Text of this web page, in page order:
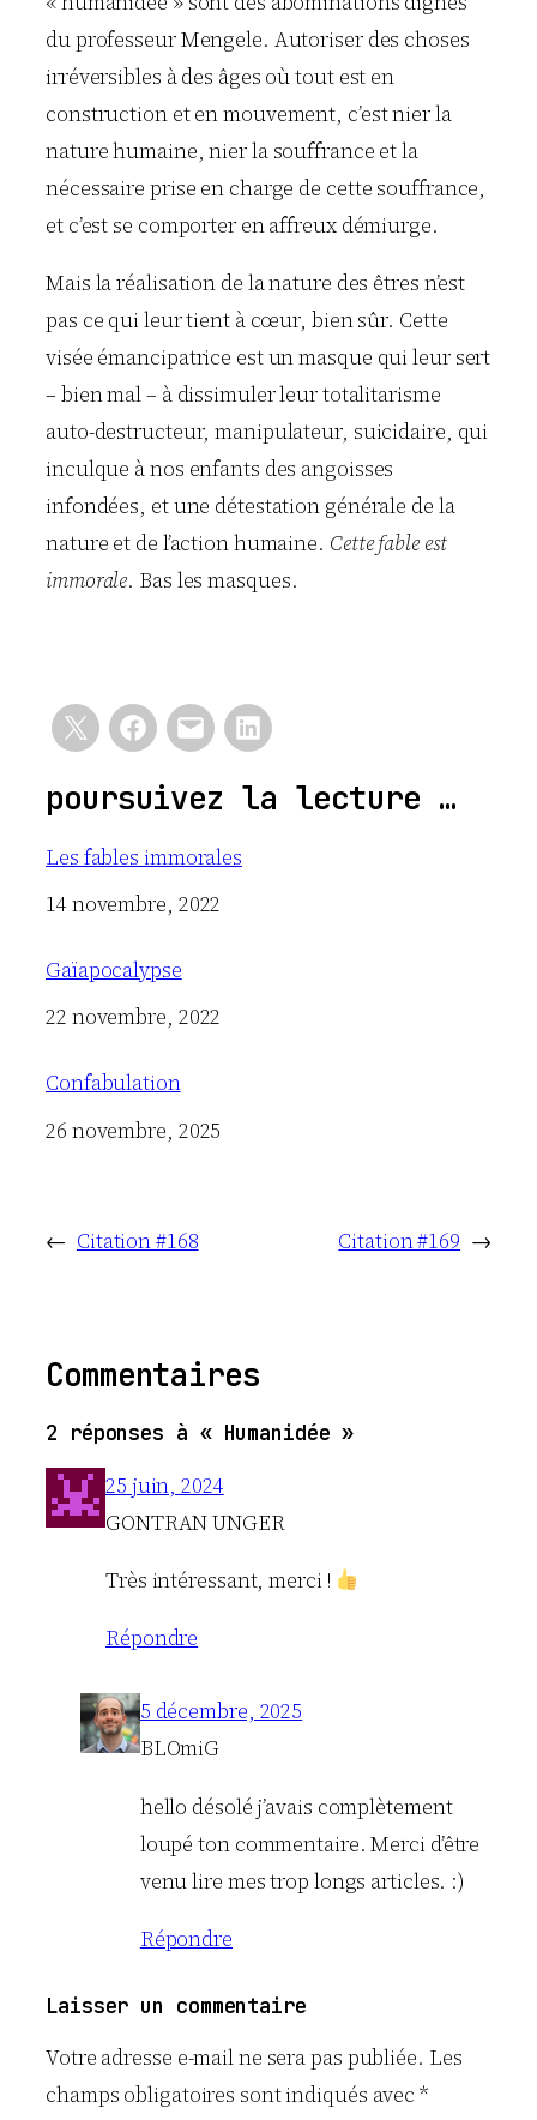
du professeur Mengele. Autoriser des choses
irréversibles à des âges où tout est en
construction et en mouvement, c’est nier la
nature humaine, nier la souffrance et la
nécessaire prise en charge de cette souffrance,
et c’est se comporter en affreux démiurge.
Mais la réalisation de la nature des êtres n’est
pas ce qui leur tient à cœur, bien sûr. Cette
visée émancipatrice est un masque qui leur sert
– bien mal – à dissimuler leur totalitarisme
auto-destructeur, manipulateur, suicidaire, qui
inculque à nos enfants des angoisses
infondées, et une détestation générale de la
nature et de l’action humaine. Cette fable est
immorale. Bas les masques.
poursuivez la lecture …
Les fables immorales
Date
14 novembre, 2022
Gaïapocalypse
Date
22 novembre, 2022
Confabulation
Date
26 novembre, 2025
← Citation #168 Citation #169 →
Commentaires
2 réponses à « Humanidée »
25 juin, 2024
GONTRAN UNGER
Très intéressant, merci !
Répondre
5 décembre, 2025
BLOmiG
hello désolé j’avais complètement
loupé ton commentaire. Merci d’être
venu lire mes trop longs articles. :)
Répondre
Laisser un commentaire
Votre adresse e-mail ne sera pas publiée. Les
champs obligatoires sont indiqués avec*